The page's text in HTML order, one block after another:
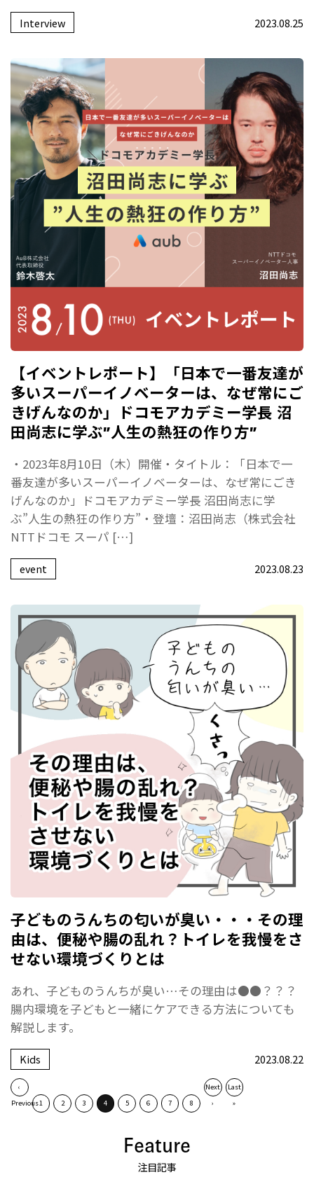
Interview 2023.08.25
【イベントレポート】「日本で一番友達が
多いスーパーイノベーターは、なぜ常にご
きげんなのか」ドコモアカデミー学長 沼
田尚志に学ぶ”人生の熱狂の作り方”
・2023年8月10日（木）開催・タイトル：「日本で一
番友達が多いスーパーイノベーターは、なぜ常にごき
げんなのか」ドコモアカデミー学長 沼田尚志に学
ぶ”人生の熱狂の作り方”・登壇：沼田尚志（株式会社
NTTドコモ スーパ […]
event 2023.08.23
子どものうんちの匂いが臭い・・・その理
由は、便秘や腸の乱れ？トイレを我慢をさ
せない環境づくりとは
あれ、子どものうんちが臭い…その理由は●●？？？
腸内環境を子どもと一緒にケアできる方法についても
解説します。
Kids 2023.08.22
‹
Previous1 2 3 4 5 6 7 8
Next
›
Last
»
Feature
注目記事